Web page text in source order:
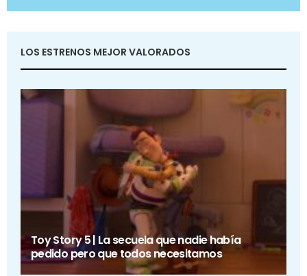
LOS ESTRENOS MEJOR VALORADOS
Toy Story 5 | La secuela que nadie había
pedido pero que todos necesitamos